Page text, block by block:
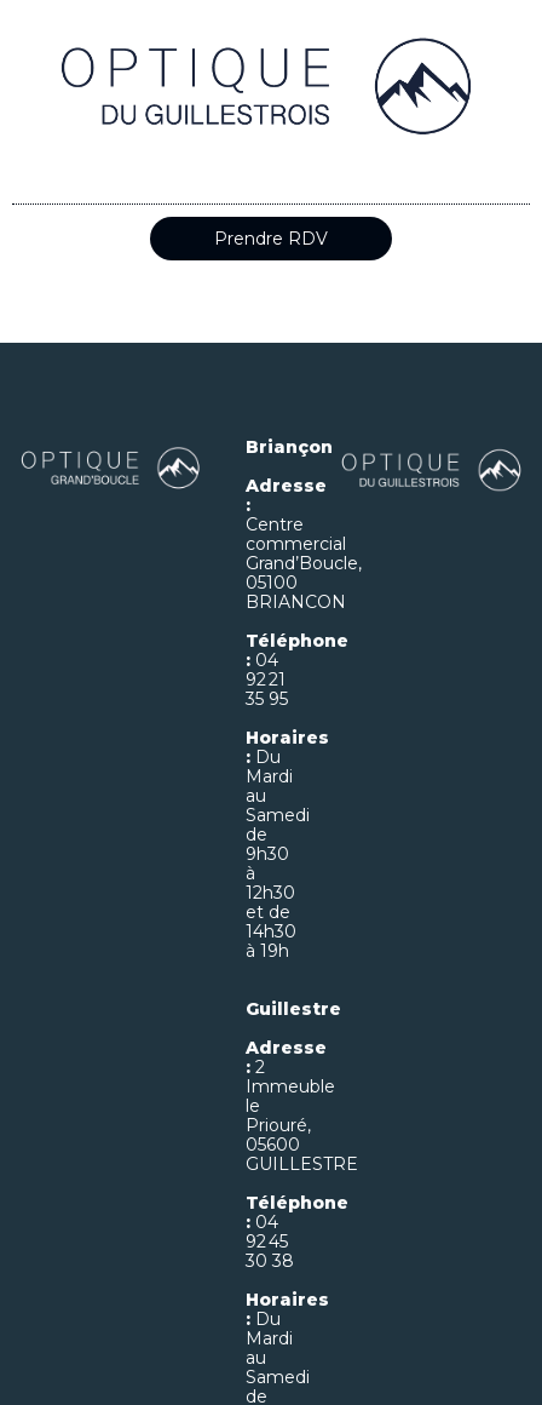
Prendre RDV
Briançon
Adresse
:
Centre
commercial
Grand’Boucle,
05100
BRIANCON
Téléphone
: 04
92 21
35 95
Horaires
: Du
Mardi
au
Samedi
de
9h30
à
12h30
et de
14h30
à 19h
Guillestre
Adresse
: 2
Immeuble
le
Priouré,
05600
GUILLESTRE
Téléphone
: 04
92 45
30 38
Horaires
: Du
Mardi
au
Samedi
de